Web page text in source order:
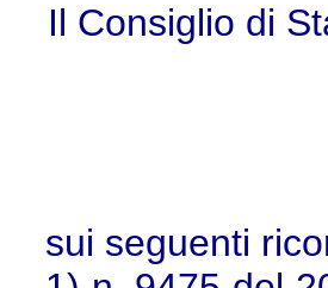
Il Consiglio di
sui seguenti